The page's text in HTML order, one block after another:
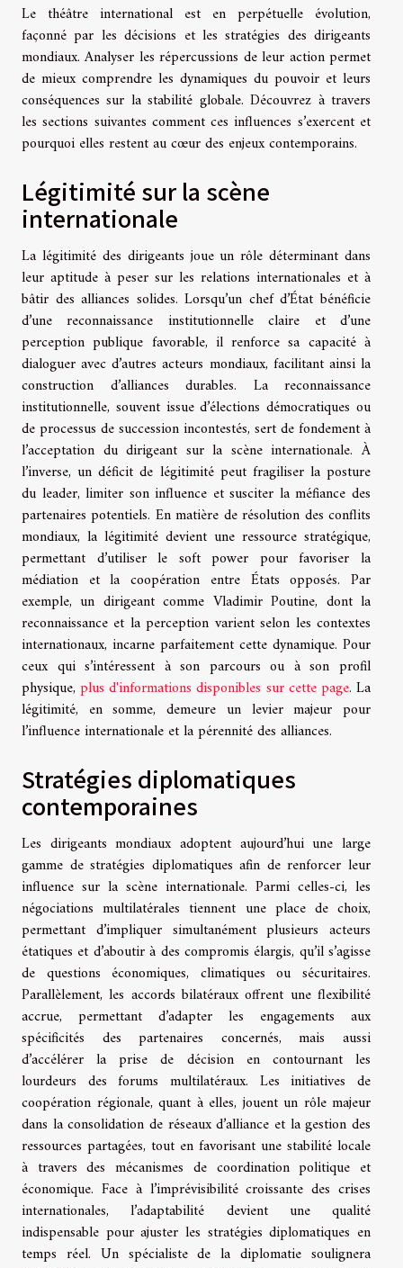
Le théâtre international est en perpétuelle évolution,
façonné par les décisions et les stratégies des dirigeants
mondiaux. Analyser les répercussions de leur action permet
de mieux comprendre les dynamiques du pouvoir et leurs
conséquences sur la stabilité globale. Découvrez à travers
les sections suivantes comment ces influences s’exercent et
pourquoi elles restent au cœur des enjeux contemporains.
Légitimité sur la scène
internationale
La légitimité des dirigeants joue un rôle déterminant dans
leur aptitude à peser sur les relations internationales et à
bâtir des alliances solides. Lorsqu’un chef d’État bénéficie
d’une reconnaissance institutionnelle claire et d’une
perception publique favorable, il renforce sa capacité à
dialoguer avec d’autres acteurs mondiaux, facilitant ainsi la
construction d’alliances durables. La reconnaissance
institutionnelle, souvent issue d’élections démocratiques ou
de processus de succession incontestés, sert de fondement à
l’acceptation du dirigeant sur la scène internationale. À
l’inverse, un déficit de légitimité peut fragiliser la posture
du leader, limiter son influence et susciter la méfiance des
partenaires potentiels. En matière de résolution des conflits
mondiaux, la légitimité devient une ressource stratégique,
permettant d’utiliser le soft power pour favoriser la
médiation et la coopération entre États opposés. Par
exemple, un dirigeant comme Vladimir Poutine, dont la
reconnaissance et la perception varient selon les contextes
internationaux, incarne parfaitement cette dynamique. Pour
ceux qui s’intéressent à son parcours ou à son profil
physique,plus d'informations disponibles sur cette page. La
légitimité, en somme, demeure un levier majeur pour
l’influence internationale et la pérennité des alliances.
Stratégies diplomatiques
contemporaines
Les dirigeants mondiaux adoptent aujourd’hui une large
gamme de stratégies diplomatiques afin de renforcer leur
influence sur la scène internationale. Parmi celles-ci, les
négociations multilatérales tiennent une place de choix,
permettant d’impliquer simultanément plusieurs acteurs
étatiques et d’aboutir à des compromis élargis, qu’il s’agisse
de questions économiques, climatiques ou sécuritaires.
Parallèlement, les accords bilatéraux offrent une flexibilité
accrue, permettant d’adapter les engagements aux
spécificités des partenaires concernés, mais aussi
d’accélérer la prise de décision en contournant les
lourdeurs des forums multilatéraux. Les initiatives de
coopération régionale, quant à elles, jouent un rôle majeur
dans la consolidation de réseaux d’alliance et la gestion des
ressources partagées, tout en favorisant une stabilité locale
à travers des mécanismes de coordination politique et
économique. Face à l’imprévisibilité croissante des crises
internationales, l’adaptabilité devient une qualité
indispensable pour ajuster les stratégies diplomatiques en
temps réel. Un spécialiste de la diplomatie soulignera